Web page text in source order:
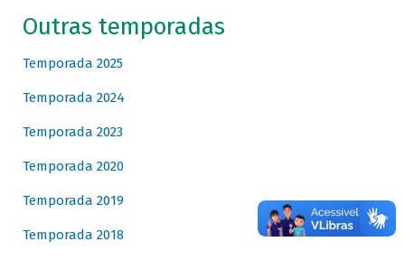
Outras temporadas
Temporada 2025
Temporada 2024
Temporada 2023
Temporada 2020
Temporada 2019
Temporada 2018